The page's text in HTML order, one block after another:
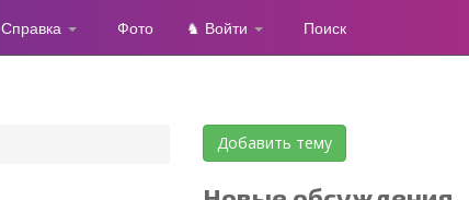
Справка Фото ♞ Войти Поиск
Добавить тему